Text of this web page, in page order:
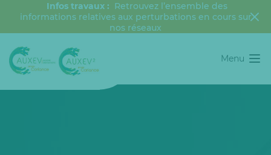
Infos travaux : Retrouvez l’ensemble des
informations relatives aux perturbations en cours sur
nos réseaux
Menu